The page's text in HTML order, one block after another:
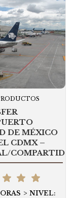
DE MÉXICO
CDMX –
COMPARTIDO
NIVEL: